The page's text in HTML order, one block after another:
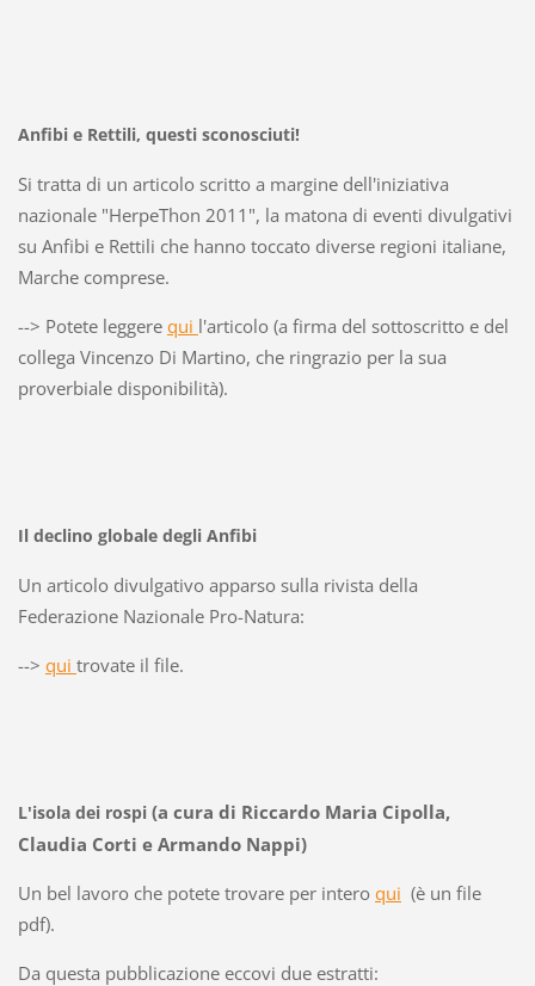
Anfibi e Rettili, questi sconosciuti!
Si tratta di un articolo scritto a margine dell'iniziativa
nazionale "HerpeThon 2011", la matona di eventi divulgativi
su Anfibi e Rettili che hanno toccato diverse regioni italiane,
Marche comprese.
--> Potete leggere qui l'articolo (a firma del sottoscritto e del
collega Vincenzo Di Martino, che ringrazio per la sua
proverbiale disponibilità).
Il declino globale degli Anfibi
Un articolo divulgativo apparso sulla rivista della
Federazione Nazionale Pro-Natura:
--> qui trovate il file.
L'isola dei rospi(a cura di Riccardo Maria Cipolla,
Claudia Corti e Armando Nappi)
Un bel lavoro che potete trovare per intero qui (è un file
pdf).
Da questa pubblicazione eccovi due estratti: